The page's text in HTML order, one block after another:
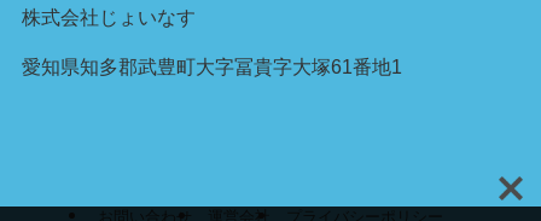
株式会社じょいなす
愛知県知多郡武豊町大字冨貴字大塚61番地1
お問い合わせ 運営会社 プライバシーポリシー